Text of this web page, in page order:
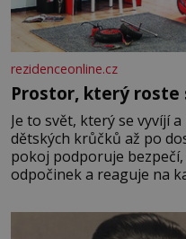
rezidenceonline.cz
Prostor, který roste
Je to svět, který se vyvíjí
dětských krůčků až po
pokoj podporuje
odpočinek a reaguje na
měkkost a bezpečí,
především klidně a